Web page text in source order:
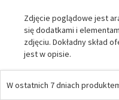
Zdjęcie poglądowe jest
się dodatkami i
zdjęciu. Dokładny skład
jest w opisie.
W ostatnich 7 dniach